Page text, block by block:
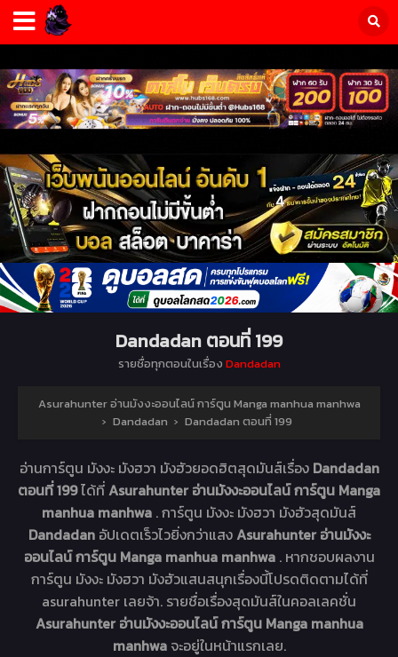
Dandadan ตอนที่ 199
รายชื่อทุกตอนในเรื่อง Dandadan
Asurahunter อ่านมังงะออนไลน์ การ์ตูน Manga manhua manhwa
› Dandadan › Dandadan ตอนที่ 199
อ่านการ์ตูน มังงะ มังฮวา มังฮัวยอดฮิตสุดมันส์เรื่อง Dandadan
ตอนที่ 199ได้ที่Asurahunter อ่านมังงะออนไลน์ การ์ตูน Manga
manhua manhwa . การ์ตูน มังงะ มังฮวา มังฮัวสุดมันส์
Dandadan อัปเดตเร็วไวยิ่งกว่าแสงAsurahunter อ่านมังงะ
ออนไลน์ การ์ตูน Manga manhua manhwa . หากชอบผลงาน
การ์ตูน มังงะ มังฮวา มังฮัวแสนสนุกเรื่องนี้โปรดติดตามได้ที่
asurahunter เลยจ้า. รายชื่อเรื่องสุดมันส์ในคอลเลคชั่น
Asurahunter อ่านมังงะออนไลน์ การ์ตูน Manga manhua
manhwa จะอยู่ในหน้าแรกเลย.